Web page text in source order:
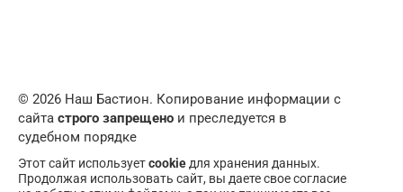
© 2026 Наш Бастион. Копирование информации с
сайта строго запрещено и преследуется в
судебном порядке
Этот сайт используетcookie для хранения данных.
Продолжая использовать сайт, вы даете свое согласие